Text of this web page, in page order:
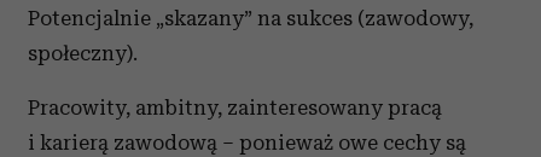
Potencjalnie „skazany” na sukces (zawodowy,
społeczny).
Pracowity, ambitny, zainteresowany pracą
i karierą zawodową – ponieważ owe cechy są